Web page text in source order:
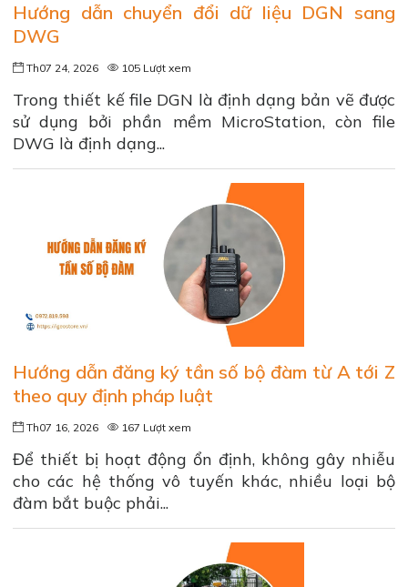
Hướng dẫn chuyển đổi dữ liệu DGN sang
DWG
Th07 24, 2026 105 Lượt xem
Trong thiết kế file DGN là định dạng bản vẽ được
sử dụng bởi phần mềm MicroStation, còn file
DWG là định dạng...
Hướng dẫn đăng ký tần số bộ đàm từ A tới Z
theo quy định pháp luật
Th07 16, 2026 167 Lượt xem
Để thiết bị hoạt động ổn định, không gây nhiễu
cho các hệ thống vô tuyến khác, nhiều loại bộ
đàm bắt buộc phải...